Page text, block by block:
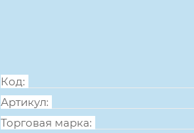
Код:
Артикул:
Торговая марка: